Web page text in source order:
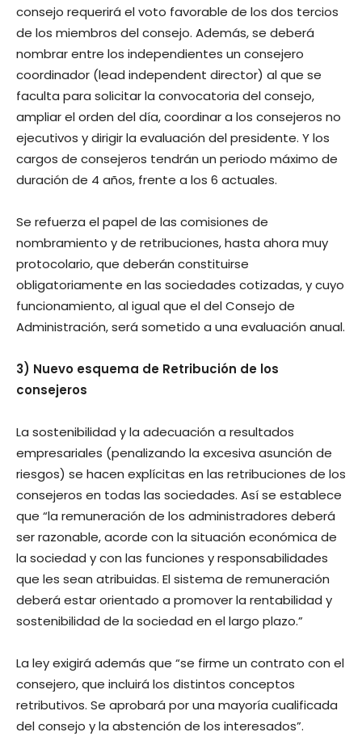
consejo requerirá el voto favorable de los dos tercios
de los miembros del consejo. Además, se deberá
nombrar entre los independientes un consejero
coordinador (lead independent director) al que se
faculta para solicitar la convocatoria del consejo,
ampliar el orden del día, coordinar a los consejeros no
ejecutivos y dirigir la evaluación del presidente. Y los
cargos de consejeros tendrán un periodo máximo de
duración de 4 años, frente a los 6 actuales.
Se refuerza el papel de las comisiones de
nombramiento y de retribuciones, hasta ahora muy
protocolario, que deberán constituirse
obligatoriamente en las sociedades cotizadas, y cuyo
funcionamiento, al igual que el del Consejo de
Administración, será sometido a una evaluación anual.
3) Nuevo esquema de Retribución de los
consejeros
La sostenibilidad y la adecuación a resultados
empresariales (penalizando la excesiva asunción de
riesgos) se hacen explícitas en las retribuciones de los
consejeros en todas las sociedades. Así se establece
que “la remuneración de los administradores deberá
ser razonable, acorde con la situación económica de
la sociedad y con las funciones y responsabilidades
que les sean atribuidas. El sistema de remuneración
deberá estar orientado a promover la rentabilidad y
sostenibilidad de la sociedad en el largo plazo.”
La ley exigirá además que “se firme un contrato con el
consejero, que incluirá los distintos conceptos
retributivos. Se aprobará por una mayoría cualificada
del consejo y la abstención de los interesados”.